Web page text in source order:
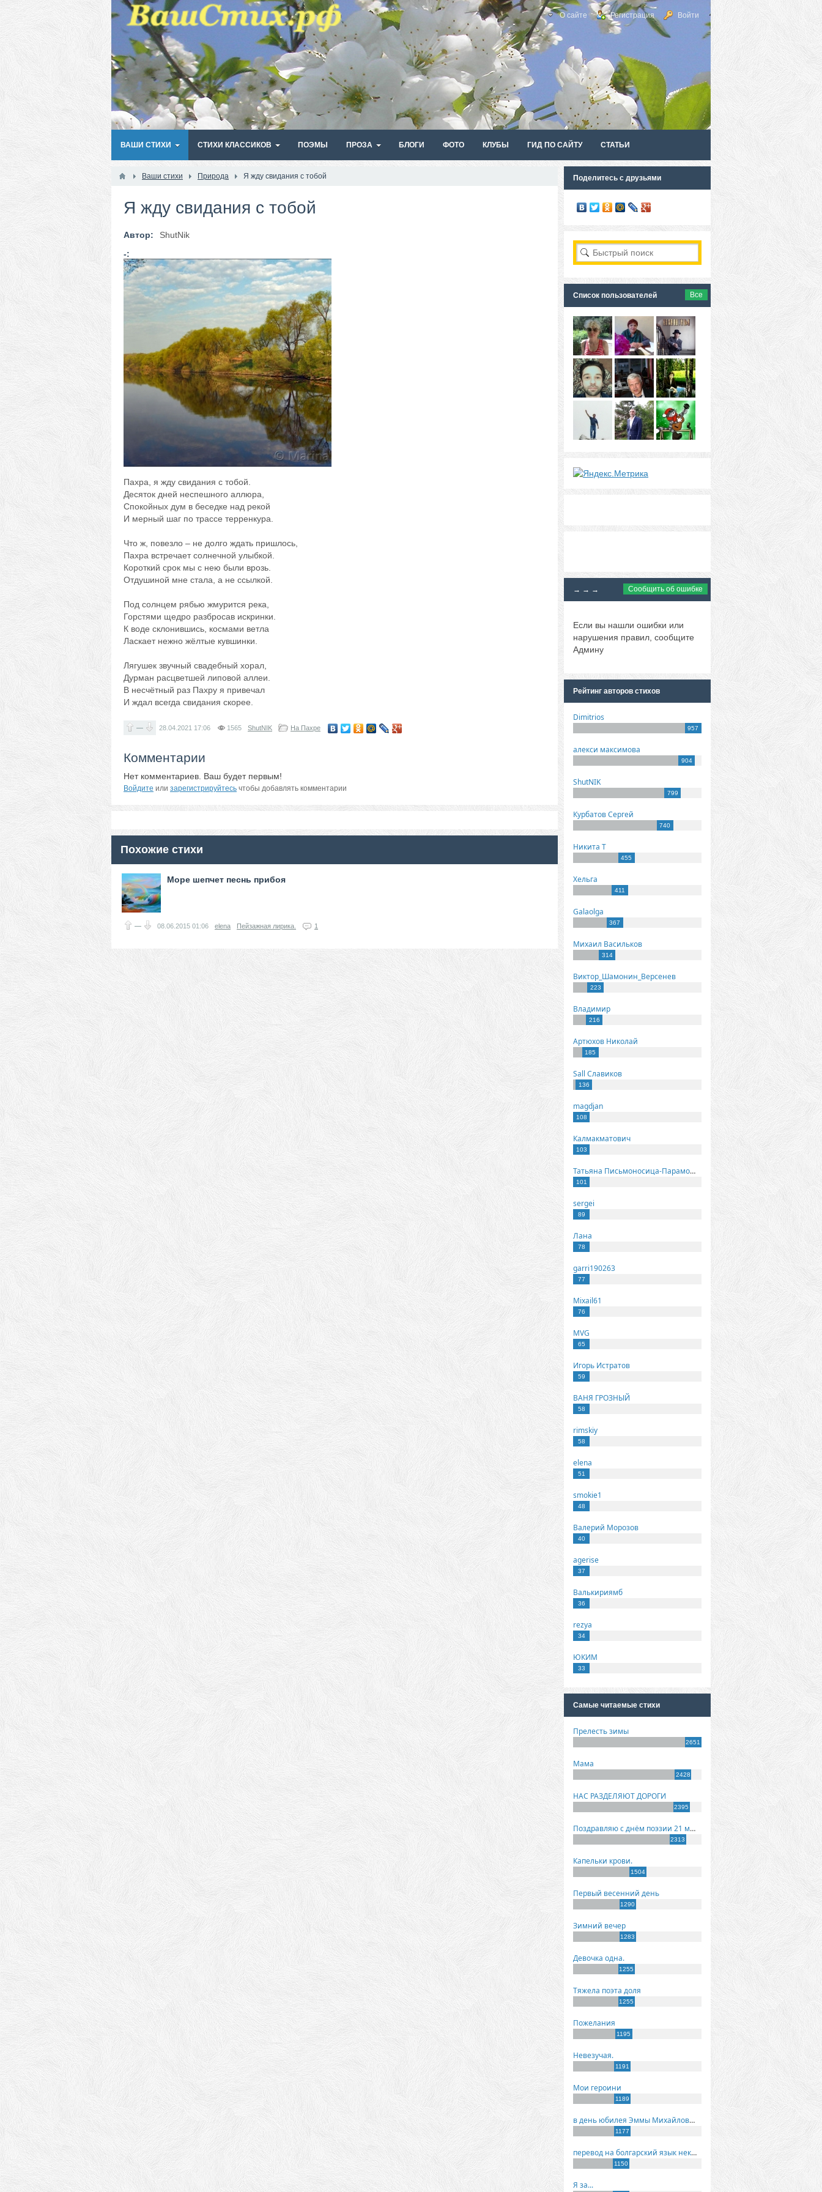
О сайте Регистрация Войти
ВАШИ СТИХИ СТИХИ КЛАССИКОВ ПОЭМЫ ПРОЗА БЛОГИ ФОТО КЛУБЫ ГИД ПО САЙТУ СТАТЬИ
Ваши стихи Природа Я жду свидания с тобой
Я жду свидания с тобой
Автор:
ShutNik
-:
Пахра, я жду свидания с тобой.
Десяток дней неспешного аллюра,
Спокойных дум в беседке над рекой
И мерный шаг по трассе терренкура.
Что ж, повезло – не долго ждать пришлось,
Пахра встречает солнечной улыбкой.
Короткий срок мы с нею были врозь.
Отдушиной мне стала, а не ссылкой.
Под солнцем рябью жмурится река,
Горстями щедро разбросав искринки.
К воде склонившись, космами ветла
Ласкает нежно жёлтые кувшинки.
Лягушек звучный свадебный хорал,
Дурман расцветшей липовой аллеи.
В несчётный раз Пахру я привечал
И ждал всегда свидания скорее.
— 28.04.2021 17:06 1565 ShutNIK На Пахре
Комментарии
Нет комментариев. Ваш будет первым!
Войдите или зарегистрируйтесь чтобы добавлять комментарии
Похожие стихи
Море шепчет песнь прибоя
— 08.06.2015 01:06 elena Пейзажная лирика. 1
Поделитесь с друзьями
Список пользователей Все
→ → → Сообщить об ошибке
Если вы нашли ошибки или
нарушения правил, сообщите
Админу
Рейтинг авторов стихов
Dimitrios
957
алекси максимова
904
ShutNIK
799
Курбатов Сергей
740
Никита Т
455
Хельга
411
Galaolga
367
Михаил Васильков
314
Виктор_Шамонин_Версенев
223
Владимир
216
Артюхов Николай
185
Sall Славиков
136
magdjan
108
Калмакматович
103
Татьяна Письмоносица-Парамонова
101
sergei
89
Лана
78
garri190263
77
Mixail61
76
MVG
65
Игорь Истратов
59
ВАНЯ ГРОЗНЫЙ
58
rimskiy
58
elena
51
smokie1
48
Валерий Морозов
40
agerise
37
Валькириямб
36
rezya
34
ЮКИМ
33
Самые читаемые стихи
Прелесть зимы
2651
Мама
2428
НАС РАЗДЕЛЯЮТ ДОРОГИ
2395
Поздравляю с днём поэзии 21 марта!
2313
Капельки крови.
1504
Первый весенний день
1290
Зимний вечер
1283
Девочка одна.
1255
Тяжела поэта доля
1255
Пожелания
1195
Невезучая.
1191
Мои героини
1189
в день юбилея Эммы Михайловны Киселевой
1177
перевод на болгарский язык некоторых моих стихов
1150
Я за...